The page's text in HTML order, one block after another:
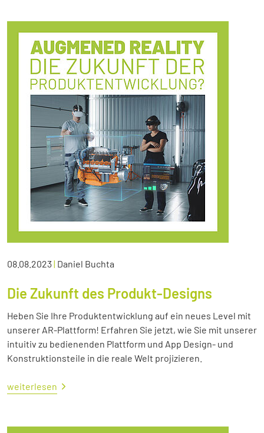
08.08.2023| Daniel Buchta
Die Zukunft des Produkt-Designs
Heben Sie Ihre Produktentwicklung auf ein neues Level mit
unserer AR-Plattform! Erfahren Sie jetzt, wie Sie mit unserer
intuitiv zu bedienenden Plattform und App Design- und
Konstruktionsteile in die reale Welt projizieren.
weiterlesen